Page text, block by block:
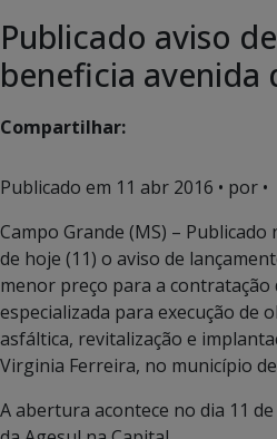
Publicado aviso
beneficia avenida
Compartilhar:
Publicado em 11 abr 2016 • por •
Campo Grande (MS) –
de hoje (11) o aviso de
menor preço para a contratação
especializada para execução de
asfáltica, revitalização e
Virginia Ferreira, no município
A abertura acontece no dia 11